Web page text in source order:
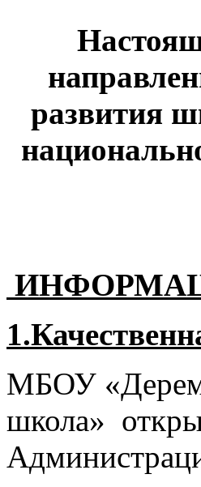
развития
МБОУ
школа»